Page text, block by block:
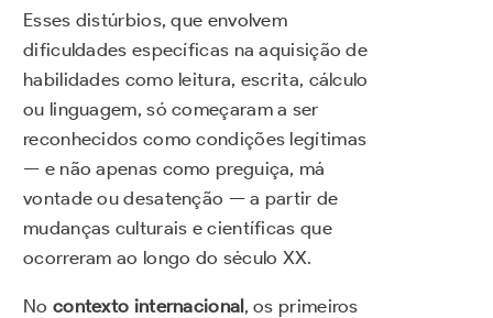
Esses distúrbios, que envolvem
dificuldades específicas na aquisição de
habilidades como leitura, escrita, cálculo
ou linguagem, só começaram a ser
reconhecidos como condições legítimas
— e não apenas como preguiça, má
vontade ou desatenção — a partir de
mudanças culturais e científicas que
ocorreram ao longo do século XX.
No contexto internacional, os primeiros